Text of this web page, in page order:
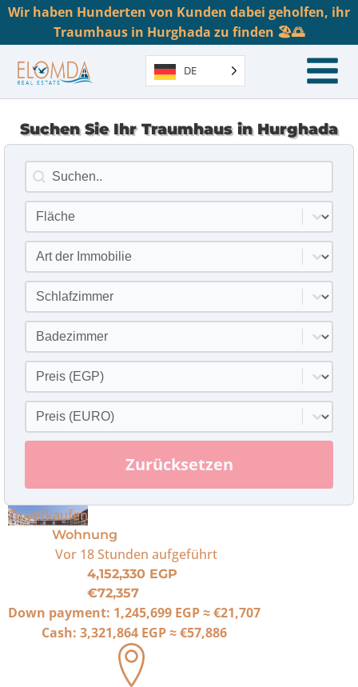
Wir haben Hunderten von Kunden dabei geholfen, ihr
Traumhaus in Hurghada zu finden 🏖️🌅
DE
Suchen Sie Ihr Traumhaus in Hurghada
Suche
Inhalt suchen
Standort
Inhalt auswählen
Art der Immobilie
Inhalt auswählen
Schlafzimmer
Inhalt auswählen
Badezimmer
Inhalt auswählen
Preis
Inhalt auswählen
Preis Euro
Inhalt auswählen
Zurücksetzen
Zu verkaufen
Wohnung
Vor 18 Stunden aufgeführt
4,152,330 EGP
€72,357
Down payment: 1,245,699 EGP≈€21,707
Cash: 3,321,864 EGP≈€57,886